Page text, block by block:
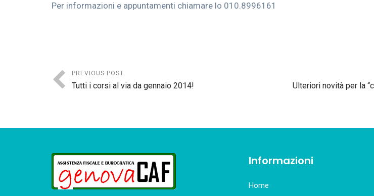
Per informazioni e appuntamenti chiamare lo 010.8996161
PREVIOUS POST
Tutti i corsi al via da gennaio 2014! Ulteriori novità per la
Informazioni
Home